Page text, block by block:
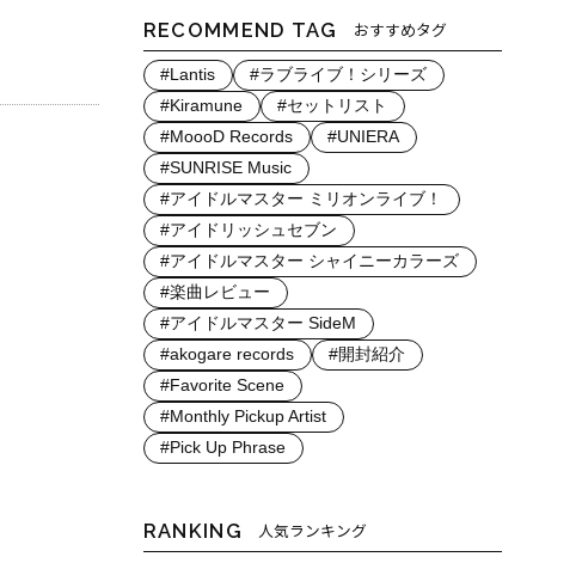
RECOMMEND TAG おすすめタグ
#Lantis
#ラブライブ！シリーズ
#Kiramune
#セットリスト
#MoooD Records
#UNIERA
#SUNRISE Music
#アイドルマスター ミリオンライブ！
#アイドリッシュセブン
#アイドルマスター シャイニーカラーズ
#楽曲レビュー
#アイドルマスター SideM
#akogare records
#開封紹介
#Favorite Scene
#Monthly Pickup Artist
#Pick Up Phrase
RANKING 人気ランキング